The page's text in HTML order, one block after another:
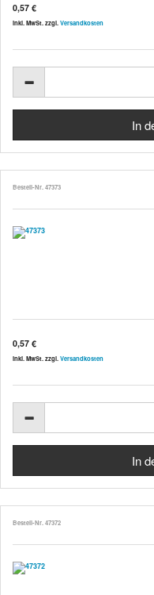
0,57 €
inkl. MwSt. zzgl. Versandkosten
Bestell-Nr. 47373
0,57 €
inkl. MwSt. zzgl. Versandkosten
Bestell-Nr. 47372